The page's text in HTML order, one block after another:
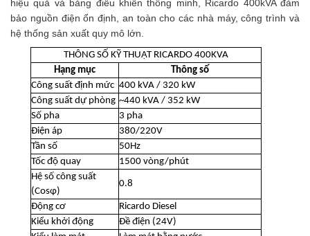
hiệu quả và bảng điều khiển thông minh, Ricardo 400kVA đảm
bảo nguồn điện ổn định, an toàn cho các nhà máy, công trình và
hệ thống sản xuất quy mô lớn.
THÔNG SỐ KỸ THUẬT RICARDO 400KVA
Hạng mục
Thông số
Công suất định mức 400 kVA / 320 kW
Công suất dự phòng ~440 kVA / 352 kW
Số pha
3 pha
Điện áp
380/220V
Tần số
50Hz
Tốc độ quay
1500 vòng/phút
Hệ số công suất
(Cosφ)
0.8
Động cơ
Ricardo Diesel
Kiểu khởi động
Đề điện (24V)